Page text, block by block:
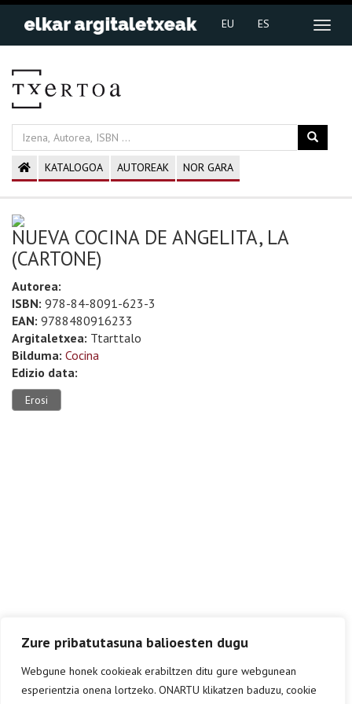
Zure pribatutasuna balioesten dugu
Webgune honek cookieak erabiltzen ditu gure webgunean
esperientzia onena lortzeko. ONARTU klikatzen baduzu, cookie
EU ES
KATALOGOA AUTOREAK NOR GARA
NUEVA COCINA DE ANGELITA, LA
(CARTONE)
Autorea:
ISBN: 978-84-8091-623-3
EAN: 9788480916233
Argitaletxea: Ttarttalo
Bilduma: Cocina
Edizio data:
Erosi